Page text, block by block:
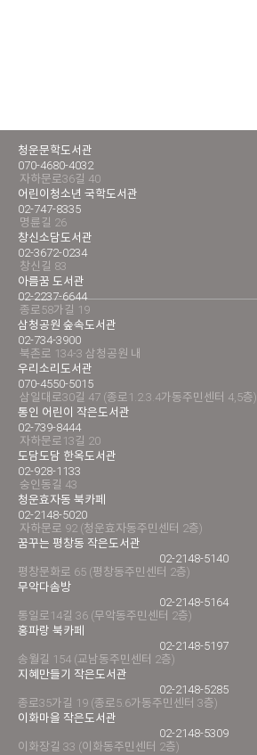
청운문학도서관
070-4680-4032
자하문로36길 40
어린이청소년 국학도서관
02-747-8335
명륜길 26
창신소담도서관
02-3672-0234
창신길 83
아름꿈 도서관
02-2237-6644
종로58가길 19
삼청공원 숲속도서관
02-734-3900
북촌로 134-3 삼청공원 내
우리소리도서관
070-4550-5015
삼일대로30길 47 (종로1.2.3.4가동주민센터 4,5층)
통인 어린이 작은도서관
02-739-8444
자하문로13길 20
도담도담 한옥도서관
02-928-1133
숭인동길 43
청운효자동 북카페
02-2148-5020
자하문로 92 (청운효자동주민센터 2층)
꿈꾸는 평창동 작은도서관
02-2148-5140
평창문화로 65 (평창동주민센터 2층)
무악다솜방
02-2148-5164
통일로14길 36 (무악동주민센터 2층)
홍파랑 북카페
02-2148-5197
송월길 154 (교남동주민센터 2층)
지혜만들기 작은도서관
02-2148-5285
종로35가길 19 (종로5.6가동주민센터 3층)
이화마을 작은도서관
02-2148-5309
이화장길 33 (이화동주민센터 2층)